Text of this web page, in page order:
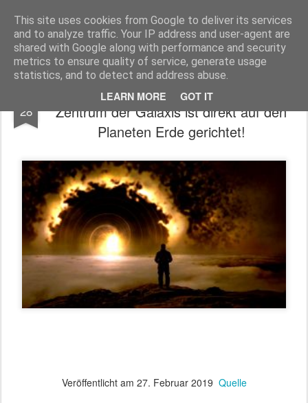
This site uses cookies from Google to deliver its services
and to analyze traffic. Your IP address and user-agent are
shared with Google along with performance and security
metrics to ensure quality of service, generate usage
statistics, and to detect and address abuse.
LEARN MORE GOT IT
Freigeist - ReHU - Forum Institut für Grenzwissenschaften - Spiritualität - Zukunftsforschung - Einheit
Pages
28
Ein mysteriöser Energiestrahl aus dem
Zentrum der Galaxis ist direkt auf den
Planeten Erde gerichtet!
Veröffentlicht am 27. Februar 2019 Quelle